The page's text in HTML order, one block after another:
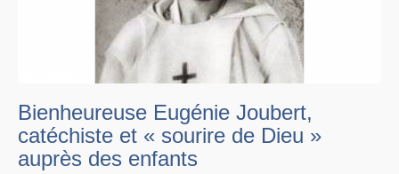
Bienheureuse Eugénie Joubert,
catéchiste et « sourire de Dieu »
auprès des enfants